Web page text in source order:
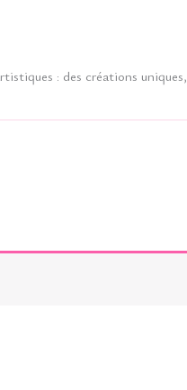
: des créations uniques,